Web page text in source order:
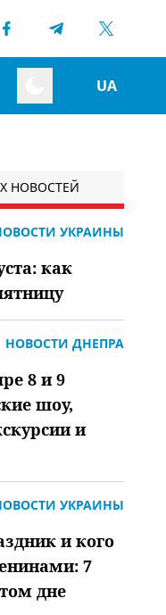
UA
НОВОСТЕЙ
УКРАИНЫ
как
НОВОСТИ ДНЕПРА
8 и 9
шоу,
и
УКРАИНЫ
и кого
7
дне